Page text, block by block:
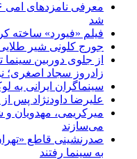
شد
فیلم «فیورد» ساخته
جورج کلونی شیر طلایی
از جلوی دوربین
زادروز سجاد اصغری؛
سینماگران ایرانی به
علیرضا داودنژاد پس از ۹ سال در تدارک «زوجه دیجیتال»
میرکریمی، مهدویان و
می‌سازند
به سینما رفتند